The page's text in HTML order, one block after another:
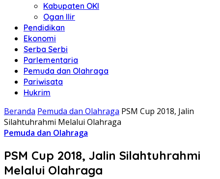
Kabupaten OKI
Ogan Ilir
Pendidikan
Ekonomi
Serba Serbi
Parlementaria
Pemuda dan Olahraga
Pariwisata
Hukrim
Beranda Pemuda dan Olahraga PSM Cup 2018, Jalin
Silahtuhrahmi Melalui Olahraga
Pemuda dan Olahraga
PSM Cup 2018, Jalin Silahtuhrahmi
Melalui Olahraga